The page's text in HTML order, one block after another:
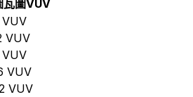
瓦圖VUV
VUV
VUV
VUV
VUV
VUV